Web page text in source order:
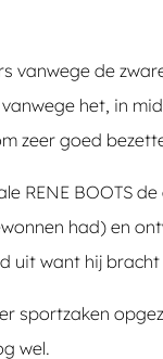
vanwege de
het, in
zeer goed
RENE BOOTS
had) en
uit want hij
sportzaken
wel.